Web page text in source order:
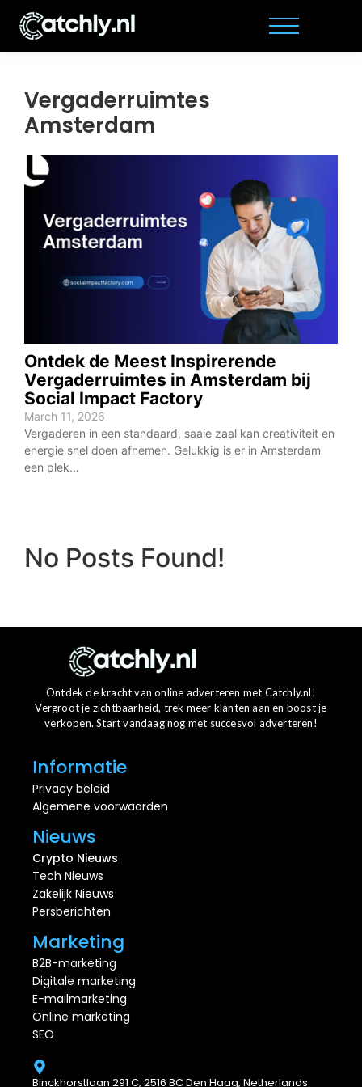
Vergaderruimtes
Amsterdam
Ontdek de Meest Inspirerende
Vergaderruimtes in Amsterdam bij
Social Impact Factory
March 11, 2026
Vergaderen in een standaard, saaie zaal kan creativiteit en
energie snel doen afnemen. Gelukkig is er in Amsterdam
een plek…
No Posts Found!
Ontdek de kracht van online adverteren met Catchly.nl!
Vergroot je zichtbaarheid, trek meer klanten aan en boost je
verkopen. Start vandaag nog met succesvol adverteren!
Informatie
Privacy beleid
Algemene voorwaarden
Nieuws
Crypto Nieuws
Tech Nieuws
Zakelijk Nieuws
Persberichten
Marketing
B2B-marketing
Digitale marketing
E-mailmarketing
Online marketing
SEO
Binckhorstlaan 291 C, 2516 BC Den Haag, Netherlands